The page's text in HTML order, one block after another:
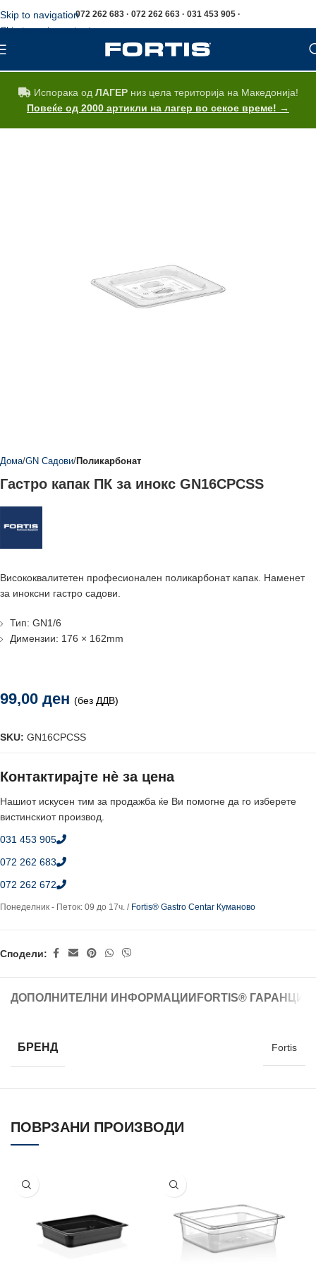
Skip to navigation
Skip to main content
072 262 683 · 072 262 663 · 031 453 905 ·
Испорака од ЛАГЕРниз цела територија на Македонија!
Повеќе од 2000 артикли на лагер во секое време! →
Дома GN Садови Поликарбонат
Гастро капак ПК за инокс GN16CPCSS
Висококвалитетен професионален поликарбонат капак. Наменет
за иноксни гастро садови.
Тип: GN1/6
Димензии: 176 × 162mm
99,00 ден (без ДДВ)
SKU: GN16CPCSS
Контактирајте нè за цена
Нашиот искусен тим за продажба ќе Ви помогне да го изберете
вистинскиот производ.
031 453 905
072 262 683
072 262 672
Понеделник - Петок: 09 до 17ч. / Fortis® Gastro Centar Куманово
Сподели:
ДОПОЛНИТЕЛНИ ИНФОРМАЦИИ FORTIS®
БРЕНД Fortis
ПОВРЗАНИ ПРОИЗВОДИ